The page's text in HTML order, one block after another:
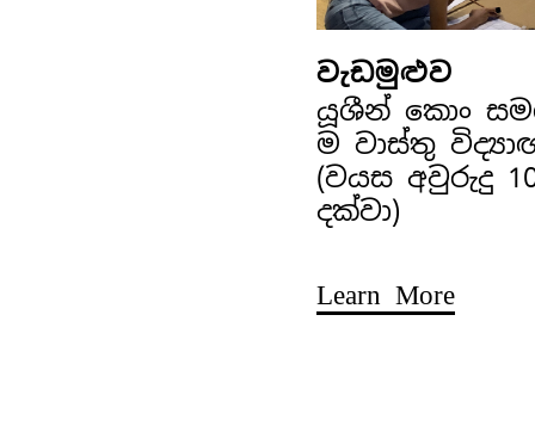
වැඩමුළුව
යූශීන් කොං
ම වාස්තු
(වයස අවුරුදු
දක්වා)
Learn More